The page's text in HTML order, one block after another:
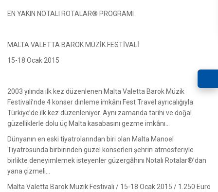
EN YAKIN NOTALI ROTALAR® PROGRAMI
MALTA VALETTA BAROK MÜZİK FESTİVALİ
15-18 Ocak 2015
2003 yılında ilk kez düzenlenen Malta Valetta Barok Müzik
Festivali’nde 4 konser dinleme imkânı Fest Travel ayrıcalığıyla
Türkiye’de ilk kez düzenleniyor. Aynı zamanda tarihi ve doğal
güzelliklerle dolu üç Malta kasabasını gezme imkânı...
Dünyanın en eski tiyatrolarından biri olan Malta Manoel
Tiyatrosunda birbirinden güzel konserleri şehrin atmosferiyle
birlikte deneyimlemek isteyenler güzergâhını Notalı Rotalar®’dan
yana çizmeli…
Malta Valetta Barok Müzik Festivali / 15-18 Ocak 2015 / 1.250 Euro